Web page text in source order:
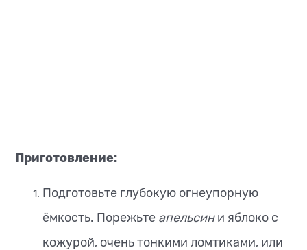
Приготовление:
Подготовьте глубокую огнеупорную
ёмкость. Порежьте апельсини яблоко с
кожурой, очень тонкими ломтиками, или